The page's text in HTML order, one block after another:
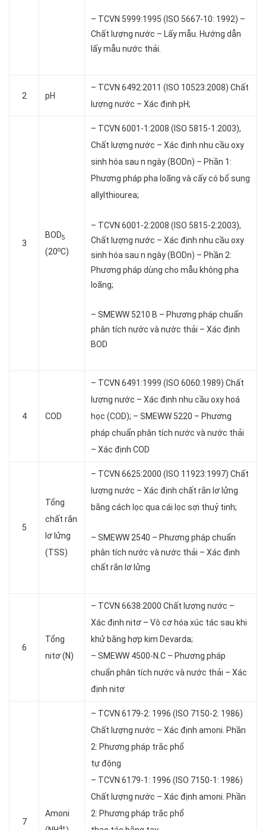
– TCVN 5999:1995 (ISO 5667-10: 1992) –
Chất lượng nước – Lấy mẫu. Hướng dẫn
lấy mẫu nước thải.
2 pH
– TCVN 6492:2011 (ISO 10523:2008) Chất
lượng nước – Xác định pH;
3
BOD5
(20oC)
– TCVN 6001-1:2008 (ISO 5815-1:2003),
Chất lượng nước – Xác định nhu cầu oxy
sinh hóa sau n ngày (BODn) – Phần 1:
Phương pháp pha loãng và cấy có bổ sung
allylthiourea;
– TCVN 6001-2:2008 (ISO 5815-2:2003),
Chất lượng nước – Xác định nhu cầu oxy
sinh hóa sau n ngày (BODn) – Phần 2:
Phương pháp dùng cho mẫu không pha
loãng;
– SMEWW 5210 B – Phương pháp chuẩn
phân tích nước và nước thải – Xác định
BOD
4 COD
– TCVN 6491:1999 (ISO 6060:1989) Chất
lượng nước – Xác định nhu cầu oxy hoá
học (COD); – SMEWW 5220 – Phương
pháp chuẩn phân tích nước và nước thải
– Xác định COD
5
Tổng
chất rắn
lơ lửng
(TSS)
– TCVN 6625:2000 (ISO 11923:1997) Chất
lượng nước – Xác định chất rắn lơ lửng
bằng cách lọc qua cái lọc sợi thuỷ tinh;
– SMEWW 2540 – Phương pháp chuẩn
phân tích nước và nước thải – Xác định
chất rắn lơ lửng
6
Tổng
nitơ (N)
– TCVN 6638:2000 Chất lượng nước –
Xác định nitơ – Vô cơ hóa xúc tác sau khi
khử bằng hợp kim Devarda;
– SMEWW 4500-N.C – Phương pháp
chuẩn phân tích nước và nước thải – Xác
định nitơ
7
Amoni
4+
– TCVN 6179-2: 1996 (ISO 7150-2: 1986)
Chất lượng nước – Xác định amoni. Phần
2: Phương pháp trắc phổ
tự động
– TCVN 6179-1: 1996 (ISO 7150-1: 1986)
Chất lượng nước – Xác định amoni. Phần
2: Phương pháp trắc phổ